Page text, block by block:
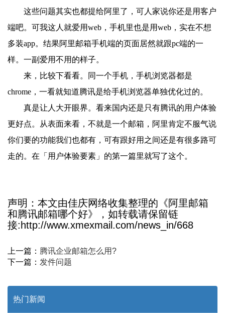
这些问题其实也都提给阿里了，可人家说你还是用客户
端吧。可我这人就爱用web，手机里也是用web，实在不想
多装app。结果阿里邮箱手机端的页面居然就跟pc端的一
样。一副爱用不用的样子。
来，比较下看看。同一个手机，手机浏览器都是
chrome，一看就知道腾讯是给手机浏览器单独优化过的。
真是让人大开眼界。看来国内还是只有腾讯的用户体验
更好点。从表面来看，不就是一个邮箱，阿里肯定不服气说
你们要的功能我们也都有，可有跟好用之间还是有很多路可
走的。在「用户体验要素」的第一篇里就写了这个。
声明：本文由佳庆网络收集整理的《阿里邮箱
和腾讯邮箱哪个好》，如转载请保留链
接:http://www.xmexmail.com/news_in/668
上一篇： 腾讯企业邮箱怎么用?
下一篇： 发件问题
热门新闻